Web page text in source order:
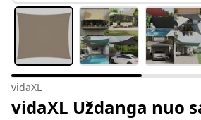
vidaXL
vidaXL Uždanga nuo